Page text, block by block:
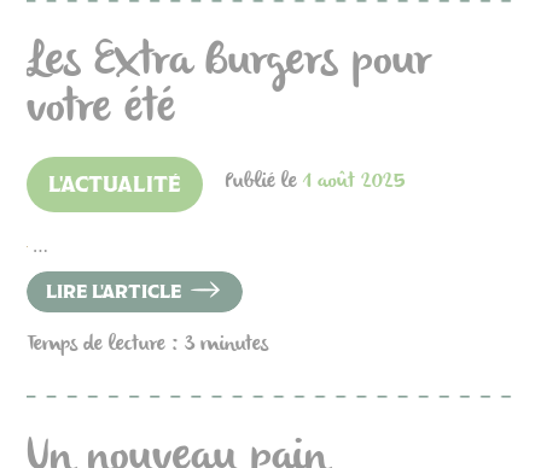
Les Extra Burgers pour
votre été
L'ACTUALITÉ Publié le1 août 2025
…
LIRE L'ARTICLE
Temps de lecture : 3 minutes